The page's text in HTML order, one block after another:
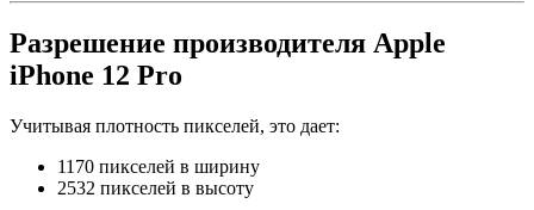
Разрешение производителя Apple
iPhone 12 Pro
Учитывая плотность пикселей, это дает:
1170 пикселей в ширину
2532 пикселей в высоту